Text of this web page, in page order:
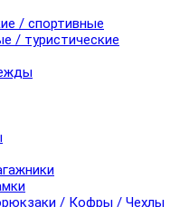
/ спортивные
/ туристические
/ Кофры / Чехлы